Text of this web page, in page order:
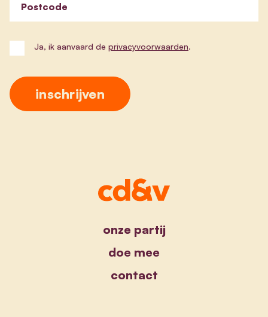
Postcode
Ja, ik aanvaard de privacyvoorwaarden.
onze partij
doe mee
contact